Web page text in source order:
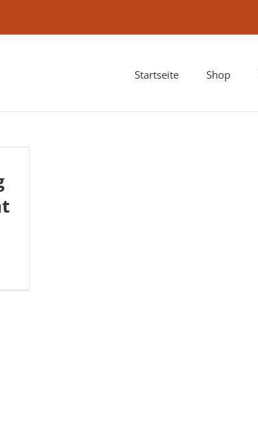
Startseite Shop